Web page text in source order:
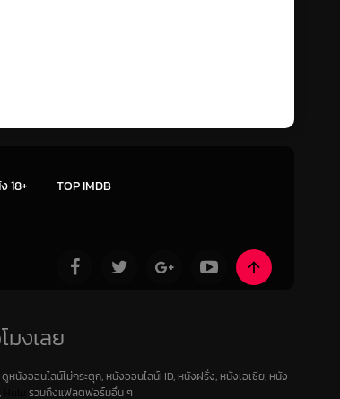
18+ TOP IMDB
งเลย
งออนไลน์ไม่กระตุก, หนังออนไลน์HD, หนังฝรั่ง, หนังเอเชีย, หนัง
, รวมถึงแฟลตฟอร์มอื่น ๆ